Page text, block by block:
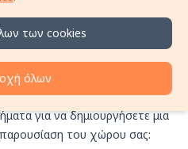
σας στη Bookerty γίνεται
φιλικό για κάθε Οικοδεσπότη.
για να δημιουργήσετε μια
του χώρου σας:
των cookies
όλων